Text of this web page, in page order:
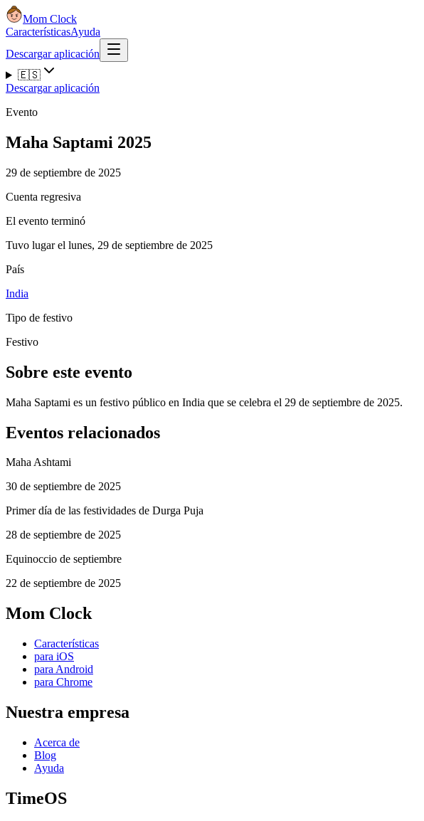
Mom Clock
CaracterísticasAyuda
Descargar aplicación
🇪🇸
Descargar aplicación
Evento
Maha Saptami 2025
29 de septiembre de 2025
Cuenta regresiva
El evento terminó
Tuvo lugar el lunes, 29 de septiembre de 2025
País
India
Tipo de festivo
Festivo
Sobre este evento
Maha Saptami es un festivo público en India que se celebra el 29 de septiembre de 2025.
Eventos relacionados
Maha Ashtami
30 de septiembre de 2025
Primer día de las festividades de Durga Puja
28 de septiembre de 2025
Equinoccio de septiembre
22 de septiembre de 2025
Mom Clock
Características
para iOS
para Android
para Chrome
Nuestra empresa
Acerca de
Blog
Ayuda
TimeOS